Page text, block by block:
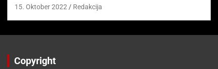
15. Oktober 2022 Redakcija
Copyright